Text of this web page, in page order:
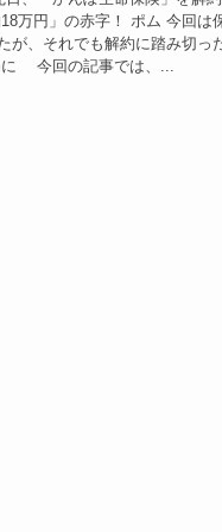
万円」の赤字！ ポム 今回は
が、それでも解約に踏み切っ
に 今回の記事では、...